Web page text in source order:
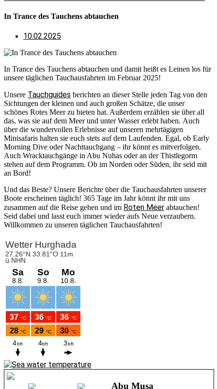
In Trance des Tauchens abtauchen
10.02.2025
In Trance des Tauchens abtauchen und damit heißt es Leinen los für
unsere täglichen Tauchausfahrten im Februar 2025!
Unsere Tauchguides berichten an dieser Stelle jeden Tag von den
Sichtungen der kleinen und auch großen Schätze, die unser
schönes Rotes Meer zu bieten hat. Außerdem erzählen sie über all
das, was sie auf dem Meer und unter Wasser erlebt haben. Auch
über die wundervollen Erlebnisse auf unseren mehrtägigen
Minisafaris halten sie euch stets auf dem Laufenden. Egal, ob Early
Morning Dive oder Nachttauchgang – ihr könnt es mitverfolgen.
Auch Wracktauchgänge in Abu Nuhas oder an der Thistlegorm
stehen auf dem Programm. Ob im Norden oder Süden, ihr seid mit
an Bord!
Und das Beste? Unsere Berichte über die Tauchausfahrten unserer
Boote erscheinen täglich! 365 Tage im Jahr könnt ihr mit uns
zusammen auf die Reise gehen und im Roten Meer abtauchen!
Seid dabei und lasst euch immer wieder aufs Neue verzaubern.
Willkommen zu unseren täglichen Tauchausfahrten!
Abu Musa